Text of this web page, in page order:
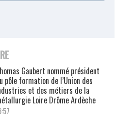
Gaubert nommé président
pôle formation de l’Union des
et des métiers de la
Loire Drôme Ardèche